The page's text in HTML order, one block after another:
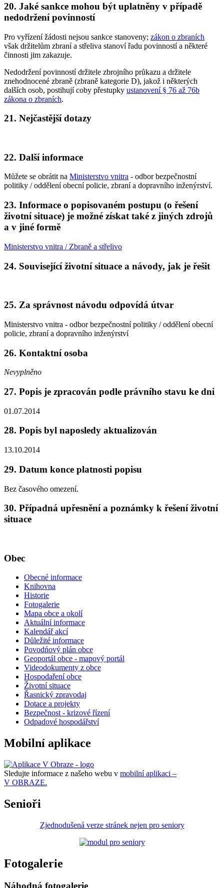
20. Jaké sankce mohou být uplatněny v případě
nedodržení povinností
Pro vyřízení žádosti nejsou sankce stanoveny; zákon o zbraních
však držitelům zbraní a střeliva stanoví řadu povinností a některé
činnosti jim zakazuje.
Nedodržení povinností držitele zbrojního průkazu a držitele
znehodnocené zbraně (zbraně kategorie D), jakož i některých
dalších osob, postihují coby přestupky ustanovení § 76 až 76b
zákona o zbraních.
21. Nejčastější dotazy
22. Další informace
Můžete se obrátit na Ministerstvo vnitra - odbor bezpečnostní
politiky / oddělení obecní policie, zbraní a dopravního inženýrství.
23. Informace o popisovaném postupu (o řešení
životní situace) je možné získat také z jiných zdrojů
a v jiné formě
Ministerstvo vnitra / Zbraně a střelivo
24. Související životní situace a návody, jak je řešit
25. Za správnost návodu odpovídá útvar
Ministerstvo vnitra - odbor bezpečnostní politiky / oddělení obecní
policie, zbraní a dopravního inženýrství
26. Kontaktní osoba
Nevyplněno
27. Popis je zpracován podle právního stavu ke dni
01.07.2014
28. Popis byl naposledy aktualizován
13.10.2014
29. Datum konce platnosti popisu
Bez časového omezení.
30. Případná upřesnění a poznámky k řešení životní
situace
Obec
Obecné informace
Knihovna
Historie
Fotogalerie
Mapa obce a okolí
Aktuální informace
Kalendář akcí
Důležité informace
Povodńový plán obce
Geoportál obce - mapový portál
Videodokumenty z obce
Hospodaření obce
Životní situace
Řasnický zpravodaj
Dotace a projekty
Bezpečnost - krizové řízení
Odpadové hospodářství
Mobilní aplikace
Sledujte informace z našeho webu v mobilní aplikaci –
V OBRAZE.
Senioři
Zjednodušená verze stránek nejen pro seniory
Fotogalerie
Náhodná fotogalerie